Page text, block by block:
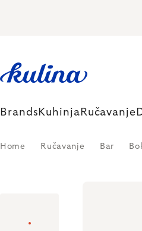
Brands Kuhinja Ručavanje
Home Ručavanje Bar